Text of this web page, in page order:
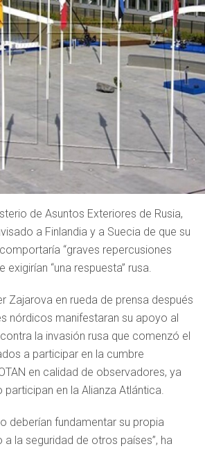
de Asuntos Exteriores de Rusia,
a Finlandia y a Suecia de que su
“graves repercusiones
exigirían “una respuesta” rusa.
Zajarova en rueda de prensa después
nórdicos manifestaran su apoyo al
la invasión rusa que comenzó el
a participar en la cumbre
en calidad de observadores, ya
en la Alianza Atlántica.
deberían fundamentar su propia
a la seguridad de otros países”, ha